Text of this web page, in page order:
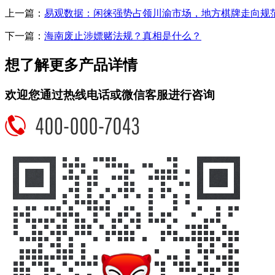
上一篇： 易观数据：闲徕强势占领川渝市场，地方棋牌走向规
下一篇： 海南废止涉嫖赌法规？真相是什么？
想了解更多产品详情
欢迎您通过热线电话或微信客服进行咨询